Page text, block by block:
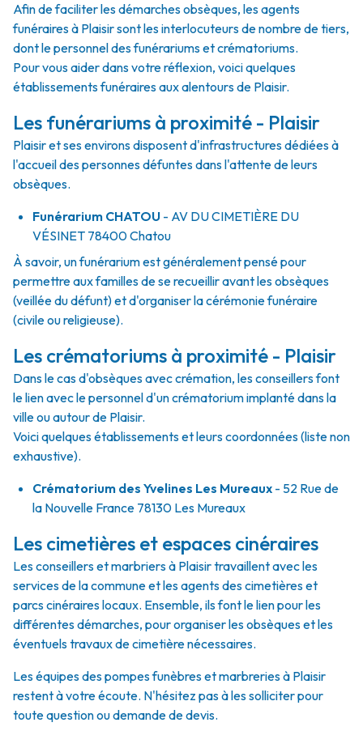
Afin de faciliter les démarches obsèques, les agents
funéraires à Plaisir sont les interlocuteurs de nombre de tiers,
dont le personnel des funérariums et crématoriums.
Pour vous aider dans votre réflexion, voici quelques
établissements funéraires aux alentours de Plaisir.
Les funérariums à proximité - Plaisir
Plaisir et ses environs disposent d'infrastructures dédiées à
l'accueil des personnes défuntes dans l'attente de leurs
obsèques.
Funérarium CHATOU - AV DU CIMETIÈRE DU
VÉSINET 78400Chatou
À savoir, un funérarium est généralement pensé pour
permettre aux familles de se recueillir avant les obsèques
(veillée du défunt) et d'organiser la cérémonie funéraire
(civile ou religieuse).
Les crématoriums à proximité - Plaisir
Dans le cas d'obsèques avec crémation, les conseillers font
le lien avec le personnel d'un crématorium implanté dans la
ville ou autour de Plaisir.
Voici quelques établissements et leurs coordonnées (liste non
exhaustive).
Crématorium des Yvelines Les Mureaux - 52 Rue de
la Nouvelle France 78130 Les Mureaux
Les cimetières et espaces cinéraires
Les conseillers et marbriers à Plaisir travaillent avec les
services de la commune et les agents des cimetières et
parcs cinéraires locaux. Ensemble, ils font le lien pour les
différentes démarches, pour organiser les obsèques et les
éventuels travaux de cimetière nécessaires.
Les équipes des pompes funèbres et marbreries à Plaisir
restent à votre écoute. N'hésitez pas à les solliciter pour
toute question ou demande de devis.